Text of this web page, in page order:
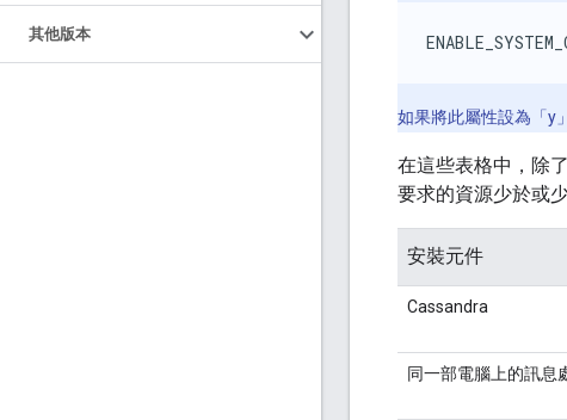
其他版本
如果將此屬性設為「y
在這些表格中，除
要求的資源少於或
安裝元件
Cassandra
同一部電腦上的訊息